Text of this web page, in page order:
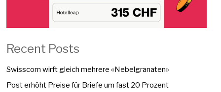
Recent Posts
Swisscom wirft gleich mehrere «Nebelgranaten»
Post erhöht Preise für Briefe um fast 20 Prozent